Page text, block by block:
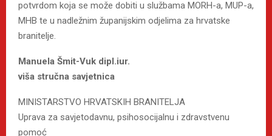
potvrdom koja se može dobiti u službama MORH-a, MUP-a,
MHB te u nadležnim županijskim odjelima za hrvatske
branitelje.
Manuela Šmit-Vuk dipl.iur.
viša stručna savjetnica
MINISTARSTVO HRVATSKIH BRANITELJA
Uprava za savjetodavnu, psihosocijalnu i zdravstvenu
pomoć